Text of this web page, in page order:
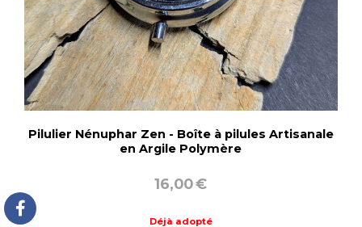
Pilulier Nénuphar Zen - Boîte à pilules Artisanale
en Argile Polymère
16,00€
Déjà adopté